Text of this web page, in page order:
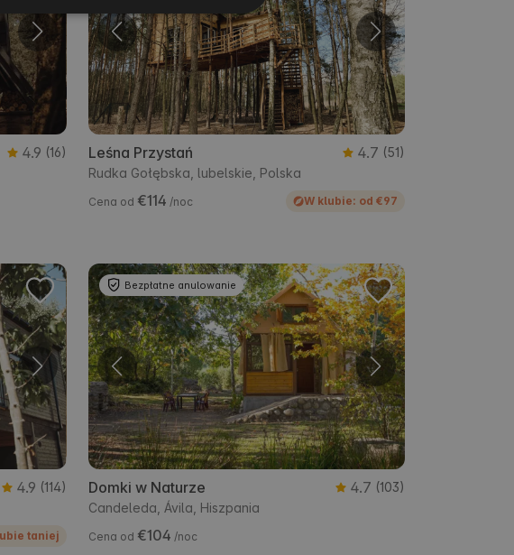
4.9 (16)
Leśna Przystań 4.7 (51)
Rudka Gołębska, lubelskie, Polska
Cena od €114 /noc W klubie: od €97
4.9 (114)
taniej
Bezpłatne anulowanie
Domki w Naturze 4.7 (103)
Candeleda, Ávila, Hiszpania
Cena od €104 /noc
FRENCH
CZECH
DUTCH
SLOVAK